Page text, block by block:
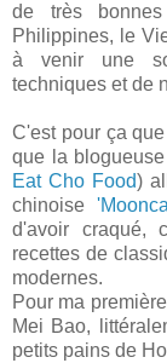
de très
Philippines, le
à venir une
techniques et de
C'est pour ça
que la
Eat Cho Food)
chinoise
d'avoir craqué,
recettes de
modernes.
Pour ma
Mei Bao,
petits pains de